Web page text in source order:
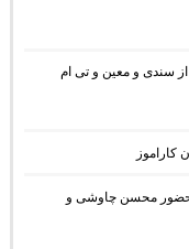
از سندی و معین و تی ام
کاراموز
دی جی یاشار با حضور محسن چاوشی و